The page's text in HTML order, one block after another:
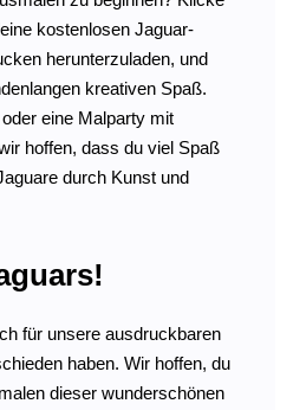
kostenlosen Jaguar-
herunterzuladen, und
kreativen Spaß.
eine Malparty mit
hoffen, dass du viel Spaß
durch Kunst und
für unsere ausdruckbaren
haben. Wir hoffen, du
dieser wunderschönen